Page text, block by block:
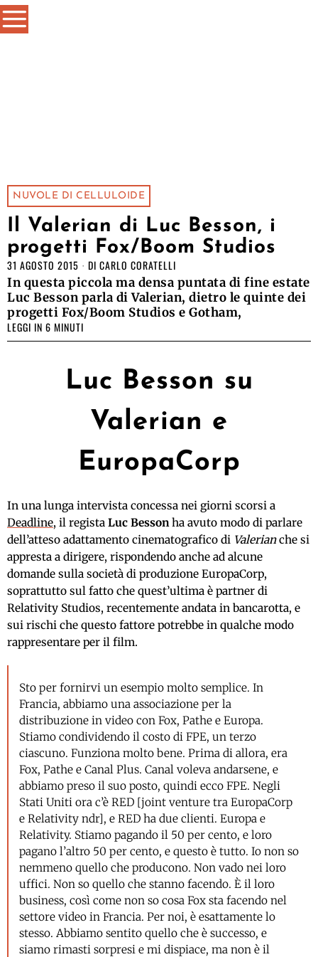
NUVOLE DI CELLULOIDE
Il Valerian di Luc Besson, i
progetti Fox/Boom Studios
31 AGOSTO 2015 DI CARLO CORATELLI
In questa piccola ma densa puntata di fine estate
Luc Besson parla di Valerian, dietro le quinte dei
progetti Fox/Boom Studios e Gotham,
LEGGI IN 6 MINUTI
Luc Besson su
Valerian e
EuropaCorp
In una lunga intervista concessa nei giorni scorsi a
Deadline, il regista Luc Bessonha avuto modo di parlare
dell’atteso adattamento cinematografico di Valerianche si
appresta a dirigere, rispondendo anche ad alcune
domande sulla società di produzione EuropaCorp,
soprattutto sul fatto che quest’ultima è partner di
Relativity Studios, recentemente andata in bancarotta, e
sui rischi che questo fattore potrebbe in qualche modo
rappresentare per il film.
Sto per fornirvi un esempio molto semplice. In
Francia, abbiamo una associazione per la
distribuzione in video con Fox, Pathe e Europa.
Stiamo condividendo il costo di FPE, un terzo
ciascuno. Funziona molto bene. Prima di allora, era
Fox, Pathe e Canal Plus. Canal voleva andarsene, e
abbiamo preso il suo posto, quindi ecco FPE. Negli
Stati Uniti ora c’è RED [joint venture tra EuropaCorp
e Relativity ndr], e RED ha due clienti. Europa e
Relativity. Stiamo pagando il 50 per cento, e loro
pagano l’altro 50 per cento, e questo è tutto. Io non so
nemmeno quello che producono. Non vado nei loro
uffici. Non so quello che stanno facendo. È il loro
business, così come non so cosa Fox sta facendo nel
settore video in Francia. Per noi, è esattamente lo
stesso. Abbiamo sentito quello che è successo, e
siamo rimasti sorpresi e mi dispiace, ma non è il